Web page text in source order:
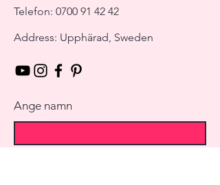
Mina 5 punkter för en
perfekt meny
Telefon: 0700 91 42 42
Address: Upphärad, Sweden
Ange namn